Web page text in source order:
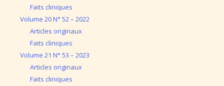
Faits cliniques
Volume 20 N° 52 – 2022
Articles originaux
Faits cliniques
Volume 21 N° 53 – 2023
Articles originaux
Faits cliniques